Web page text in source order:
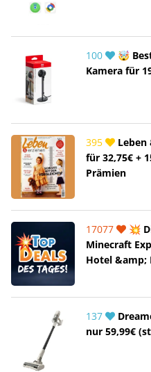
100
🤯
Kamera für
395
Leben
für 32,75€ +
Prämien
17077
💥
Minecraft
Hotel &amp;
137
nur 59,99€